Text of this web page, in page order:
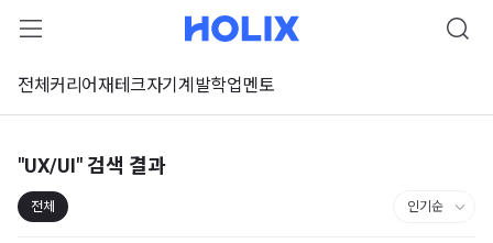
전체 커리어재테크자기계발학업멘토
"UX/UI" 검색 결과
전체